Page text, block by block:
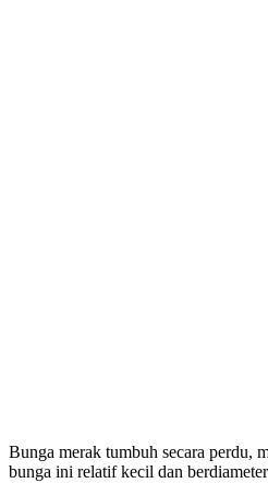
Bunga merak tumbuh secara perdu,
bunga ini relatif kecil dan